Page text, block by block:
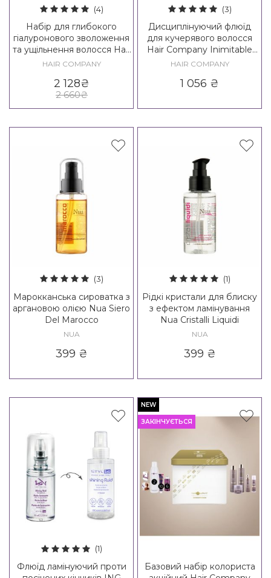
(4)
Набір для глибокого
гіалуронового зволоження
та ущільнення волосся Hair
Company Inimitable Style
Kit
HAIR COMPANY
2 128₴
2 660₴
(3)
Дисциплінуючий флюїд
для кучерявого волосся
Hair Company Inimitable
Style Creative Inspiration
Curling Fluid
HAIR COMPANY
1 056 ₴
(3)
Марокканська сироватка з
аргановою олією Nua Siero
Del Marocco
NUA
399 ₴
(1)
Рідкі кристали для блиску
з ефектом ламінування
Nua Cristalli Liquidi
NUA
399 ₴
(1)
Флюїд ламінуючий проти
NEW
ЗАКІНЧУЄТЬСЯ
Базовий набір колориста